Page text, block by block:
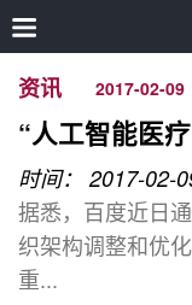
资讯 2017-02-09
“人工智能医
时间： 2017-02-
据悉，百度近日
织架构调整和优
重...